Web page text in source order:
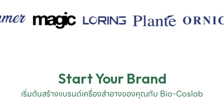
Start Your Brand
เริ่มต้นสร้างแบรนด์เครื่องสำอางของคุณกับ Bio-Coslab